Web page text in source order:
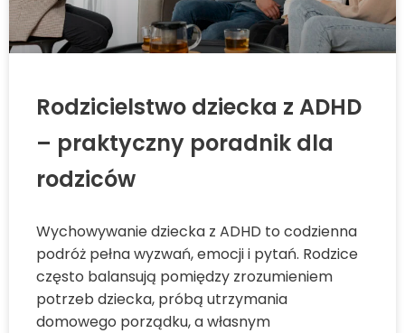
Rodzicielstwo dziecka z ADHD
– praktyczny poradnik dla
rodziców
Wychowywanie dziecka z ADHD to codzienna
podróż pełna wyzwań, emocji i pytań. Rodzice
często balansują pomiędzy zrozumieniem
potrzeb dziecka, próbą utrzymania
domowego porządku, a własnym